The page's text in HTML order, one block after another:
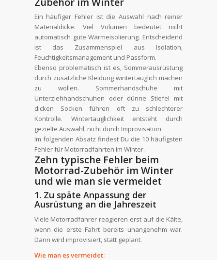
Ein häufiger Fehler ist die Auswahl nach reiner
Materialdicke. Viel Volumen bedeutet nicht
automatisch gute Wärmeisolierung. Entscheidend
ist das Zusammenspiel aus Isolation,
Feuchtigkeitsmanagement und Passform.
Ebenso problematisch ist es, Sommerausrüstung
durch zusätzliche Kleidung wintertauglich machen
zu wollen. Sommerhandschuhe mit
Unterziehhandschuhen oder dünne Stiefel mit
dicken Socken führen oft zu schlechterer
Kontrolle. Wintertauglichkeit entsteht durch
gezielte Auswahl, nicht durch Improvisation.
Im folgenden Absatz findest Du die 10 häufigsten
Fehler für Motorradfahrten im Winter.
Zehn typische Fehler beim
Motorrad-Zubehör im Winter
und wie man sie vermeidet
1. Zu späte Anpassung der
Ausrüstung an die Jahreszeit
Viele Motorradfahrer reagieren erst auf die Kälte,
wenn die erste Fahrt bereits unangenehm war.
Dann wird improvisiert, statt geplant.
Wie man es vermeidet: